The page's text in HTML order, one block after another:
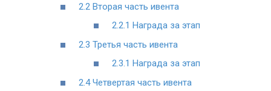
2.2 Вторая часть ивента
2.2.1 Награда за этап
2.3 Третья часть ивента
2.3.1 Награда за этап
2.4Четвертая часть ивента